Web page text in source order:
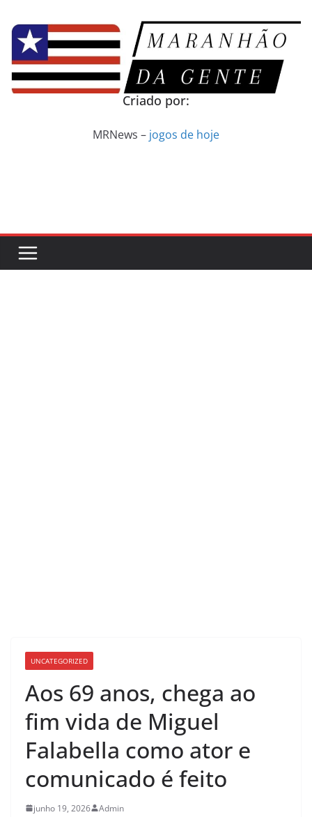
para
conteúdo
Criado por:
MRNews – jogos de hoje
UNCATEGORIZED
Aos 69 anos, chega ao
fim vida de Miguel
Falabella como ator e
comunicado é feito
junho 19, 2026 Admin